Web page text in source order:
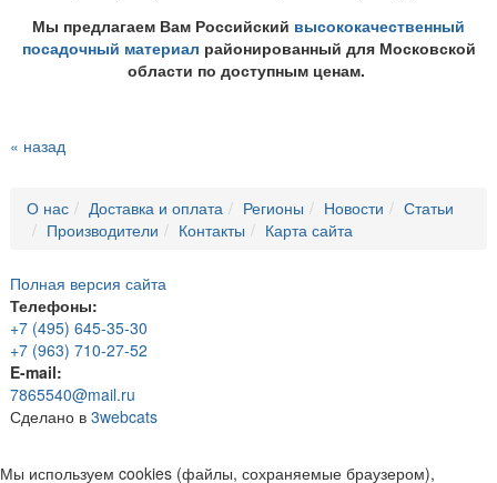
Мы предлагаем Вам Российский высококачественный
посадочный материал районированный для Московской
области по доступным ценам.
« назад
О нас Доставка и оплата Регионы Новости
Статьи
Производители
Контакты Карта сайта
Полная версия сайта
Телефоны:
+7 (495) 645-35-30
+7 (963) 710-27-52
E-mail:
7865540@mail.ru
Сделано в 3webcats
Мы используем cookies (файлы, сохраняемые браузером),